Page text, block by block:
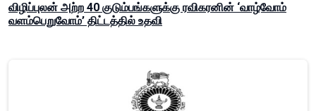
விழிப்புலன் அற்ற 40 குடும்பங்களுக்கு ரவிகரனின் ‘வாழ்வோம்
வளம்பெறுவோம்’ திட்டத்தில் உதவி